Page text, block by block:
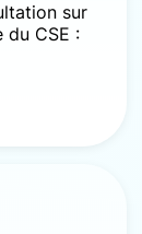
sur
du CSE :